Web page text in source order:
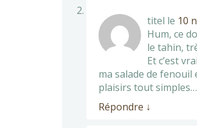
titel le 10
Hum, ce
le tahin,
Et c’est
ma salade de fenouil
plaisirs tout simples…
Répondre ↓